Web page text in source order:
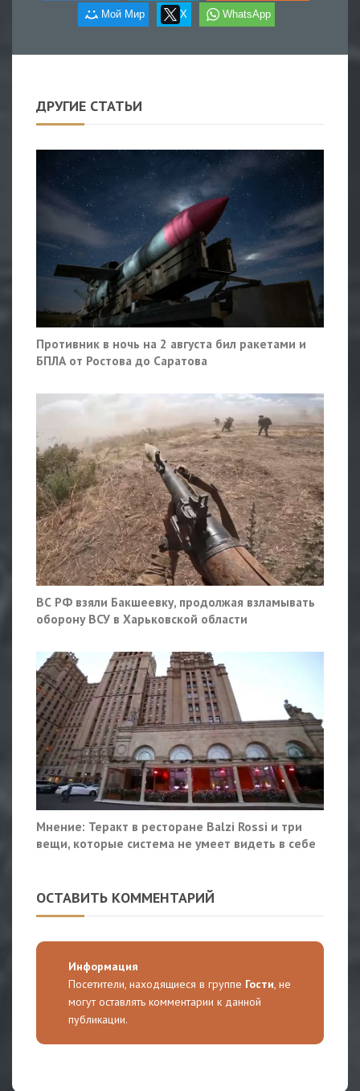
Мой Мир X WhatsApp
ДРУГИЕ СТАТЬИ
Противник в ночь на 2 августа бил ракетами и
БПЛА от Ростова до Саратова
ВС РФ взяли Бакшеевку, продолжая взламывать
оборону ВСУ в Харьковской области
Мнение: Теракт в ресторане Balzi Rossi и три
вещи, которые система не умеет видеть в себе
ОСТАВИТЬ КОММЕНТАРИЙ
Информация
Посетители, находящиеся в группе Гости, не
могут оставлять комментарии к данной
публикации.